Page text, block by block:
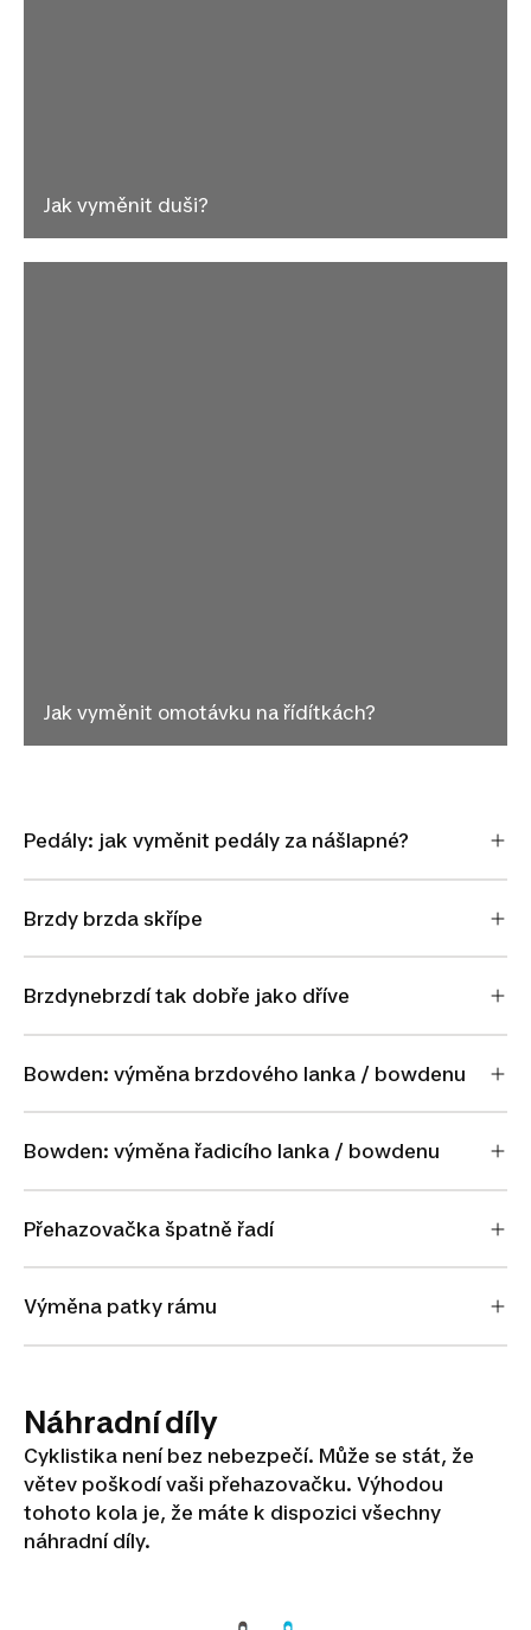
Jak vyměnit duši?
Jak vyměnit omotávku na řídítkách?
Pedály: jak vyměnit pedály za nášlapné?
Brzdy brzda skřípe
Brzdynebrzdí tak dobře jako dříve
Bowden: výměna brzdového lanka / bowdenu
Bowden: výměna řadicího lanka / bowdenu
Přehazovačka špatně řadí
Výměna patky rámu
Náhradní díly
Cyklistika není bez nebezpečí. Může se stát, že
větev poškodí vaši přehazovačku. Výhodou
tohoto kola je, že máte k dispozici všechny
náhradní díly.